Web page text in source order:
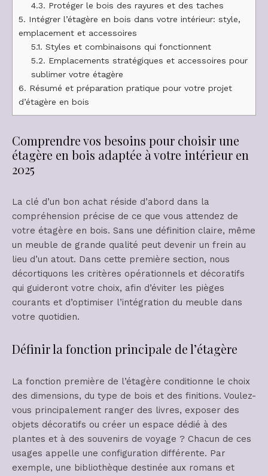
4.3. Protéger le bois des rayures et des taches
5. Intégrer l’étagère en bois dans votre intérieur: style,
emplacement et accessoires
5.1. Styles et combinaisons qui fonctionnent
5.2. Emplacements stratégiques et accessoires pour
sublimer votre étagère
6. Résumé et préparation pratique pour votre projet
d’étagère en bois
Comprendre vos besoins pour choisir une
étagère en bois adaptée à votre intérieur en
2025
La clé d’un bon achat réside d’abord dans la
compréhension précise de ce que vous attendez de
votre étagère en bois. Sans une définition claire, même
un meuble de grande qualité peut devenir un frein au
lieu d’un atout. Dans cette première section, nous
décortiquons les critères opérationnels et décoratifs
qui guideront votre choix, afin d’éviter les pièges
courants et d’optimiser l’intégration du meuble dans
votre quotidien.
Définir la fonction principale de l’étagère
La fonction première de l’étagère conditionne le choix
des dimensions, du type de bois et des finitions. Voulez-
vous principalement ranger des livres, exposer des
objets décoratifs ou créer un espace dédié à des
plantes et à des souvenirs de voyage ? Chacun de ces
usages appelle une configuration différente. Par
exemple, une bibliothèque destinée aux romans et